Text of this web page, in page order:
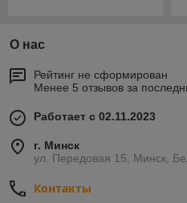
О нас
Рейтинг не сформирован
Менее 5 отзывов за
Работает с 02.11.2023
г. Минск
ул. Передовая 15, Минск,
Контакты